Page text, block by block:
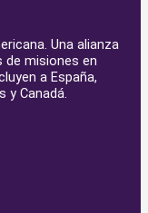
Una alianza
de misiones en
a España,
Canadá.